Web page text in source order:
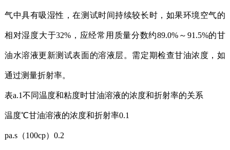
气中具有吸湿性，在测试时间持续较长时，如果环境空气的
相对湿度大于32%，应经常用质量分数约89.0%～91.5%的甘
油水溶液更新测试表面的溶液层。需定期检查甘油浓度，如
通过测量折射率。
表a.1不同温度和粘度时甘油溶液的浓度和折射率的关系
温度℃甘油溶液的浓度和折射率0.1
pa.s（100cp）0.2